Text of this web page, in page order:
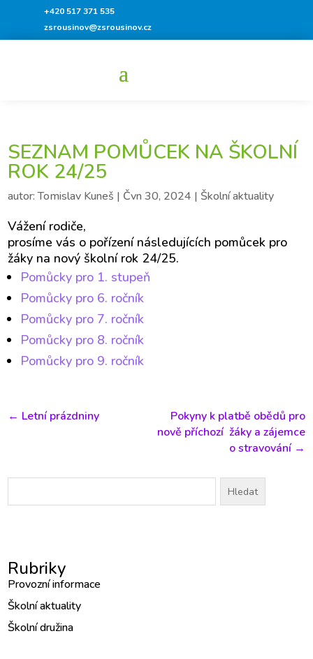
+420 517 371 535
zsrousinov@zsrousinov.cz
SEZNAM POMŮCEK NA ŠKOLNÍ
ROK 24/25
autor:Tomislav Kuneš | Čvn 30, 2024 | Školní aktuality
Vážení rodiče,
prosíme vás o pořízení následujících pomůcek pro
žáky na nový školní rok 24/25.
Pomůcky pro 1. stupeň
Pomůcky pro 6. ročník
Pomůcky pro 7. ročník
Pomůcky pro 8. ročník
Pomůcky pro 9. ročník
← Letní prázdniny
Pokyny k platbě obědů pro
nově příchozí žáky a zájemce
o stravování→
Vyhledávání
Rubriky
Provozní informace
Školní aktuality
Školní družina